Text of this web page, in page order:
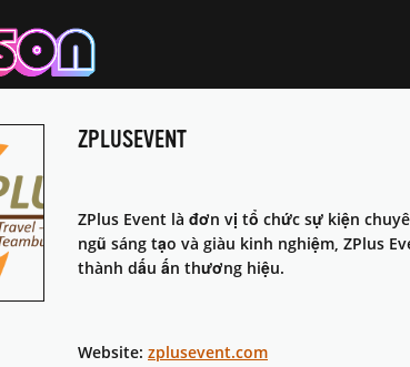
ZPLUSEVENT
ZPlus Event là đơn vị tổ chức sự kiện
ngũ sáng tạo và giàu kinh nghiệm, ZPlus
thành dấu ấn thương hiệu.
Website: zplusevent.com